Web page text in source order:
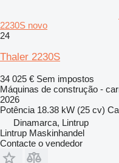
2230S novo
24
Thaler 2230S
34 025 € Sem impostos
Máquinas de construção -
2026
Potência 18.38 kW (25 cv)
Dinamarca, Lintrup
Lintrup Maskinhandel
Contacte o vendedor